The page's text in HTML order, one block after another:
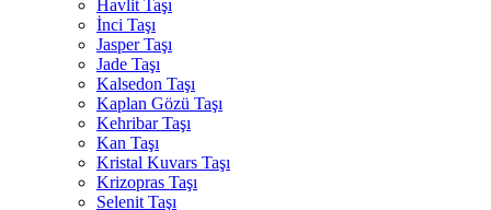
Havlit Taşı
İnci Taşı
Jasper Taşı
Jade Taşı
Kalsedon Taşı
Kaplan Gözü Taşı
Kehribar Taşı
Kan Taşı
Kristal Kuvars Taşı
Krizopras Taşı
Selenit Taşı